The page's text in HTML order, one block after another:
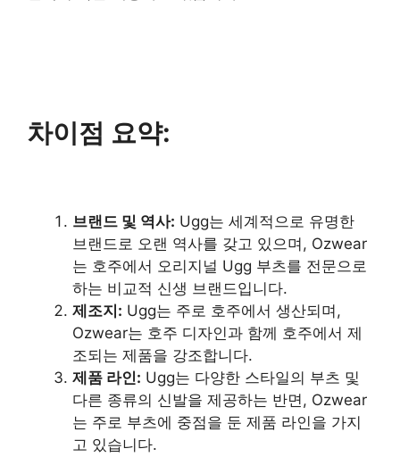
차이점 요약:
브랜드 및 역사: Ugg는 세계적으로 유명한
브랜드로 오랜 역사를 갖고 있으며, Ozwear
는 호주에서 오리지널 Ugg 부츠를 전문으로
하는 비교적 신생 브랜드입니다.
제조지: Ugg는 주로 호주에서 생산되며,
Ozwear는 호주 디자인과 함께 호주에서 제
조되는 제품을 강조합니다.
제품 라인: Ugg는 다양한 스타일의 부츠 및
다른 종류의 신발을 제공하는 반면, Ozwear
는 주로 부츠에 중점을 둔 제품 라인을 가지
고 있습니다.